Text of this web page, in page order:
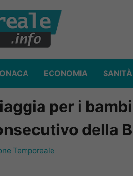
ECONOMIA SANITÀ
per i
della
Temporeale